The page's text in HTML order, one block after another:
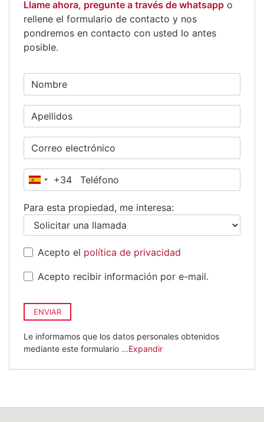
Llame ahora, pregunte a través de whatsapp o
rellene el formulario de contacto y nos
pondremos en contacto con usted lo antes
posible.
España
+34
Para esta propiedad, me interesa:
Acepto el política de privacidad
Acepto recibir información por e-mail.
ENVIAR
Le informamos que los datos personales obtenidos
mediante este formulario ...Expandir